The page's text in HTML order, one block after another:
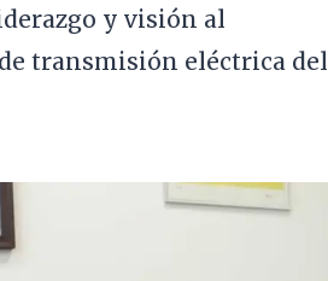
y visión al
transmisión eléctrica del